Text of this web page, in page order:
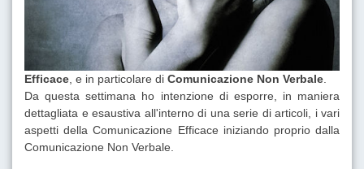
Efficace, e in particolare di Comunicazione Non Verbale.
Da questa settimana ho intenzione di esporre, in maniera
dettagliata e esaustiva all'interno di una serie di articoli, i vari
aspetti della Comunicazione Efficace iniziando proprio dalla
Comunicazione Non Verbale.